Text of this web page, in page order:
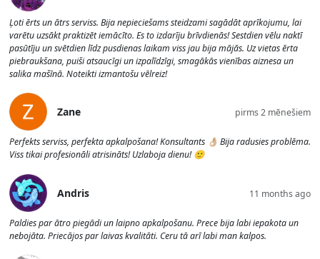
Ļoti ērts un ātrs serviss. Bija nepieciešams steidzami sagādāt aprīkojumu, lai
varētu uzsākt praktizēt iemācīto. Es to izdarīju brīvdienās! Sestdien vēlu naktī
pasūtīju un svētdien līdz pusdienas laikam viss jau bija mājās. Uz vietas ērta
piebraukšana, puiši atsaucīgi un izpalīdzīgi, smagākās vienības aiznesa un
salika mašīnā. Noteikti izmantošu vēlreiz!
Zane pirms 2 mēnešiem
Perfekts serviss, perfekta apkalpošana! Konsultants 👌🏼 Bija radusies problēma.
Viss tikai profesionāli atrisināts! Uzlaboja dienu! 🙂
Andris 11 months ago
Paldies par ātro piegādi un laipno apkalpošanu. Prece bija labi iepakota un
nebojāta. Priecājos par laivas kvalitāti. Ceru tā arī labi man kalpos.